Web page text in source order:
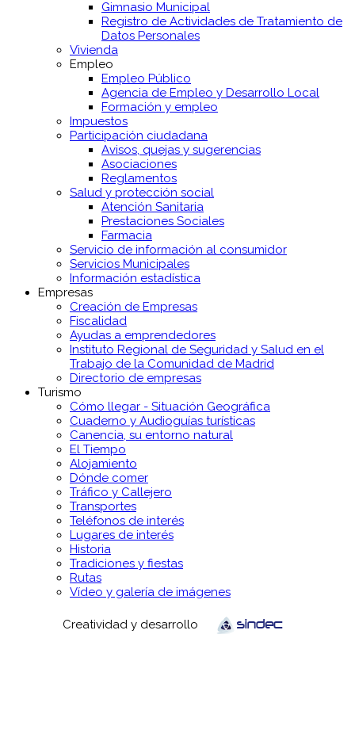
Gimnasio Municipal
Registro de Actividades de Tratamiento de
Datos Personales
Vivienda
Empleo
Empleo Público
Agencia de Empleo y Desarrollo Local
Formación y empleo
Impuestos
Participación ciudadana
Avisos, quejas y sugerencias
Asociaciones
Reglamentos
Salud y protección social
Atención Sanitaria
Prestaciones Sociales
Farmacia
Servicio de información al consumidor
Servicios Municipales
Información estadística
Empresas
Creación de Empresas
Fiscalidad
Ayudas a emprendedores
Instituto Regional de Seguridad y Salud en el
Trabajo de la Comunidad de Madrid
Directorio de empresas
Turismo
Cómo llegar - Situación Geográfica
Cuaderno y Audioguías turísticas
Canencia, su entorno natural
El Tiempo
Alojamiento
Dónde comer
Tráfico y Callejero
Transportes
Teléfonos de interés
Lugares de interés
Historia
Tradiciones y fiestas
Rutas
Vídeo y galería de imágenes
Creatividad y desarrollo